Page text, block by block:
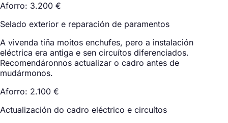
Aforro: 3.200 €
Selado exterior e reparación de paramentos
A vivenda tiña moitos enchufes, pero a instalación
eléctrica era antiga e sen circuítos diferenciados.
Recomendáronnos actualizar o cadro antes de
mudármonos.
Aforro: 2.100 €
Actualización do cadro eléctrico e circuítos